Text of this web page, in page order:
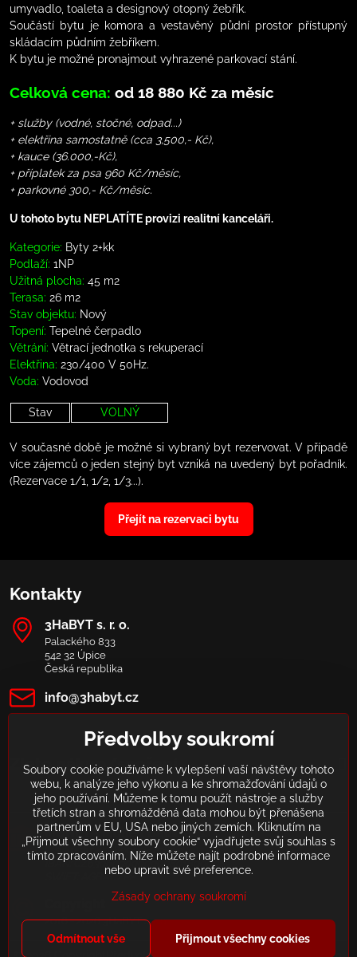
umyvadlo, toaleta a designový otopný žebřík.
Součástí bytu je komora a vestavěný půdní prostor přístupný
skládacím půdním žebříkem.
K bytu je možné pronajmout vyhrazené parkovací stání.
Celková cena: od 18 880 Kč za měsíc
+ služby (vodné, stočné, odpad...)
+ elektřina samostatně (cca 3,500,- Kč),
+ kauce (36.000,-Kč),
+ příplatek za psa 960 Kč/měsíc,
+ parkovné 300,- Kč/měsíc.
U tohoto bytu NEPLATÍTE provizi realitní kanceláři.
Kategorie: Byty 2+kk
Podlaží: 1NP
Užitná plocha: 45 m2
Terasa: 26 m2
Stav objektu: Nový
Topení: Tepelné čerpadlo
Větrání: Větrací jednotka s rekuperací
Elektřina: 230/400 V 50Hz.
Voda: Vodovod
Stav VOLNÝ
V současné době je možné si vybraný byt rezervovat. V případě
více zájemců o jeden stejný byt vzniká na uvedený byt pořadník.
(Rezervace 1/1, 1/2, 1/3...).
Přejít na rezervaci bytu
Kontakty
3HaBYT s​. r​. o​.
Palackého 833
542 32 Úpice
Česká republika
info​@3habyt​.cz
Zlato nákup/spoření
MONETA Money Bank, a​. s​.
Číslo účtu: 801800008/0600
IBAN: CZ6306000000000801800008
SWIFT: AGBACZPP
2016 - 2026 3HaBYT s. r. o.
Předvolby soukromí
Soubory cookie používáme k vylepšení vaší návštěvy tohoto
webu, k analýze jeho výkonu a ke shromažďování údajů o
jeho používání. Můžeme k tomu použít nástroje a služby
třetích stran a shromážděná data mohou být přenášena
partnerům v EU, USA nebo jiných zemích. Kliknutím na
„Přijmout všechny soubory cookie“ vyjadřujete svůj souhlas s
tímto zpracováním. Níže můžete najít podrobné informace
nebo upravit své preference.
Zásady ochrany soukromí
Přijmout všechny cookies
Odmítnout vše